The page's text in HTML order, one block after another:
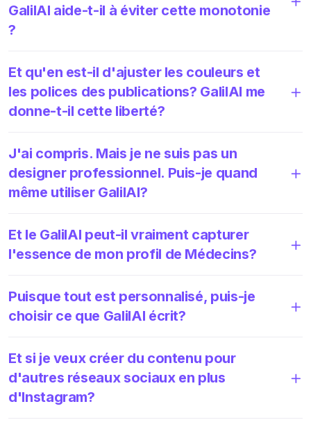
GalilAI aide-t-il à éviter cette monotonie
?
Et qu'en est-il d'ajuster les couleurs et
les polices des publications? GalilAI me
donne-t-il cette liberté?
J'ai compris. Mais je ne suis pas un
designer professionnel. Puis-je quand
même utiliser GalilAI?
Et le GalilAI peut-il vraiment capturer
l'essence de mon profil de Médecins?
Puisque tout est personnalisé, puis-je
choisir ce que GalilAI écrit?
Et si je veux créer du contenu pour
d'autres réseaux sociaux en plus
d'Instagram?